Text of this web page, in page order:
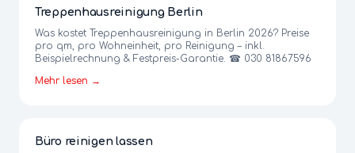
Treppenhausreinigung Berlin
Was kostet Treppenhausreinigung in Berlin 2026? Preise
pro qm, pro Wohneinheit, pro Reinigung – inkl.
Beispielrechnung & Festpreis-Garantie. ☎ 030 81867596
Mehr lesen →
Büro reinigen lassen